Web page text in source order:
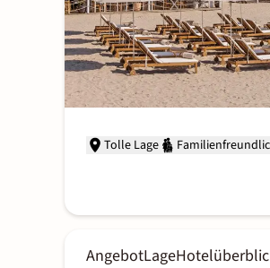
Tolle Lage
AngebotLage